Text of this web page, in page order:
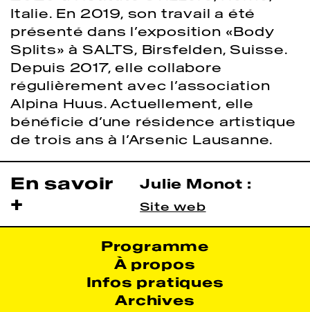
Italie. En 2019, son travail a été
présenté dans l’exposition «Body
Splits» à SALTS, Birsfelden, Suisse.
Depuis 2017, elle collabore
régulièrement avec l’association
Alpina Huus. Actuellement, elle
bénéficie d’une résidence artistique
de trois ans à l’Arsenic Lausanne.
En savoir
+
Julie Monot :
Site web
Programme
À propos
Infos pratiques
Archives